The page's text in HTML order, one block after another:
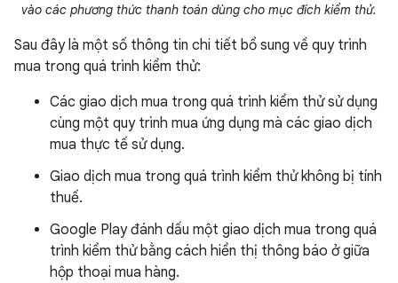
vào các phương thức thanh toán dùng cho mục đích kiểm thử.
Sau đây là một số thông tin chi tiết bổ sung về quy trình
mua trong quá trình kiểm thử:
Các giao dịch mua trong quá trình kiểm thử sử dụng
cùng một quy trình mua ứng dụng mà các giao dịch
mua thực tế sử dụng.
Giao dịch mua trong quá trình kiểm thử không bị tính
thuế.
Google Play đánh dấu một giao dịch mua trong quá
trình kiểm thử bằng cách hiển thị thông báo ở giữa
hộp thoại mua hàng.